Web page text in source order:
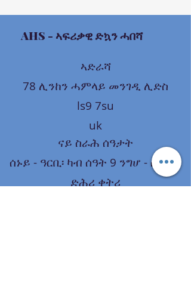
AHS - ኣፍሪቃዊ ድኳን ሓበሻ
ኣድራሻ
78 ሊንከን ሓምላይ መንገዲ ሊድስ
ls9 7su
uk
ናይ ስራሕ ሰዓታት
ሰኑይ - ዓርቢ፡ ካብ ሰዓት 9 ንግሆ - ሰዓት 9
ድሕሪ ቀትሪ